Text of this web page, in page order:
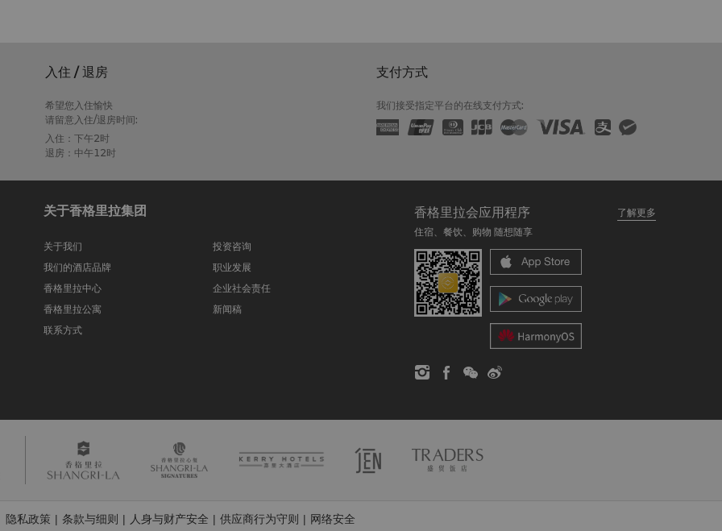
入住 / 退房
希望您入住愉快
请留意入住/退房时间:
入住：下午2时
退房：中午12时
支付方式
我们接受指定平台的在线支付方式:
关于香格里拉集团
关于我们
我们的酒店品牌
香格里拉中心
香格里拉公寓
联系方式
投资咨询
职业发展
企业社会责任
新闻稿
香格里拉会应用程序
了解更多
住宿、餐饮、购物 随想随享
隐私政策 条款与细则 人身与财产安全 供应商行为守则 网络安全